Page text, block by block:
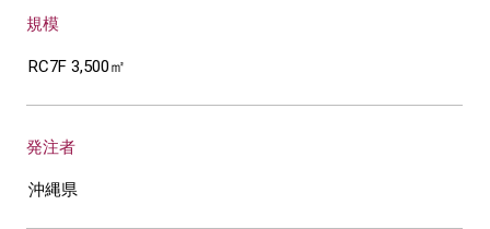
規模
RC7F 3,500㎡
発注者
沖縄県